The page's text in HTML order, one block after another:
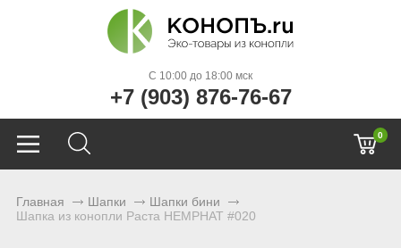
C 10:00 до 18:00 мск
+7 (903) 876-76-67
0
Главная Шапки
Шапки бини
Шапка из конопли Раста HEMPHAT #020